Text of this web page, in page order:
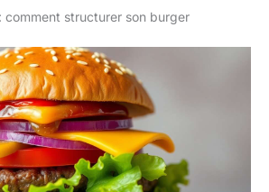
comment structurer son burger